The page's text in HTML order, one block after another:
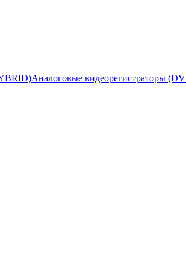
Аналоговые видеорегистраторы